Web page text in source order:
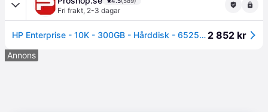
Fri frakt, 2-3 dagar
HP Enterprise - 10K - 300GB - Hårddisk - 652564-B21 - SAS2 - 2,5" 2 852 kr
Annons